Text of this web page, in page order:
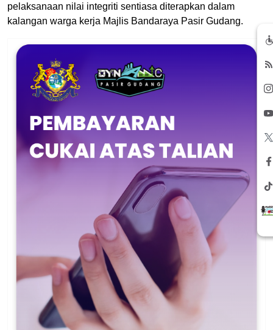
pelaksanaan nilai integriti sentiasa diterapkan dalam
kalangan warga kerja Majlis Bandaraya Pasir Gudang.